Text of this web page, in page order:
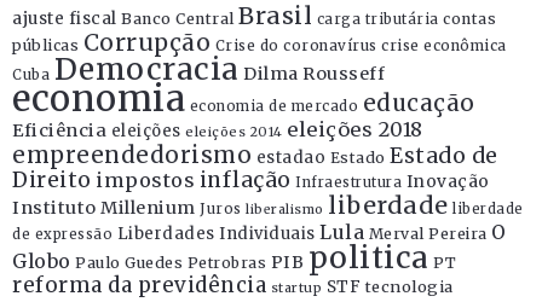
ajuste fiscal Banco Central Brasil carga tributária contas
públicas Corrupção Crise do coronavírus crise econômica
Cuba Democracia Dilma Rousseff
economia economia de mercado educação
Eficiência eleições eleições 2014 eleições 2018
empreendedorismo estadao Estado Estado de
Direito impostos inflação Infraestrutura Inovação
Instituto Millenium Juros liberalismo liberdade liberdade
de expressão Liberdades Individuais Lula Merval Pereira O
Globo Paulo Guedes Petrobras PIB politica PT
reforma da previdência startup STF tecnologia